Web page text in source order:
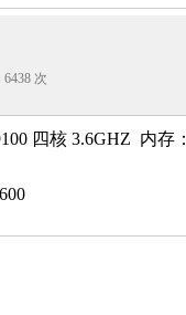
次
四核 3.6GHZ 内存